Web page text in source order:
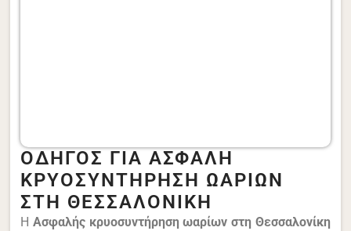
ΟΔΗΓΌΣ ΓΙΑ ΑΣΦΑΛΉ
ΚΡΥΟΣΥΝΤΉΡΗΣΗ ΩΑΡΊΩΝ
ΣΤΗ ΘΕΣΣΑΛΟΝΊΚΗ
Η Ασφαλής κρυοσυντήρηση ωαρίων στη Θεσσαλονίκη